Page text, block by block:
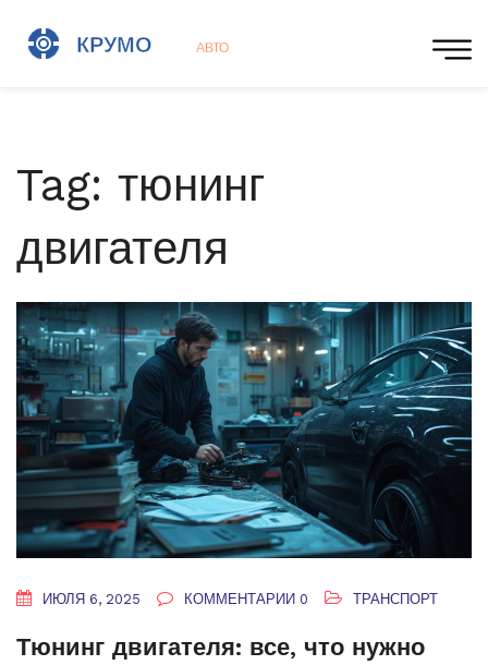
Tag: тюнинг
двигателя
ИЮЛЯ 6, 2025 КОММЕНТАРИИ 0 ТРАНСПОРТ
Тюнинг двигателя: все, что нужно